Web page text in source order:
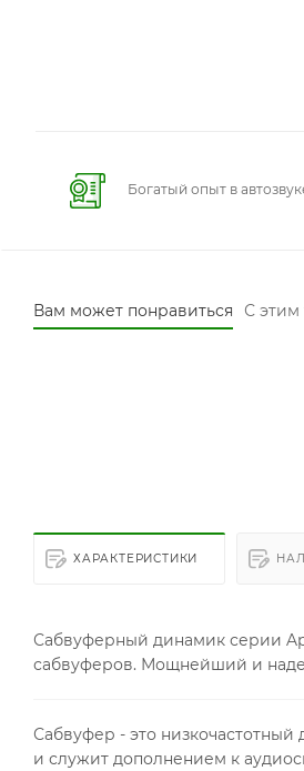
Богатый опыт в
Вам может понравиться С этим
ХАРАКТЕРИСТИКИ
Сабвуферный динамик серии
сабвуферов. Мощнейший и
Сабвуфер - это низкочастотный
и служит дополнением к